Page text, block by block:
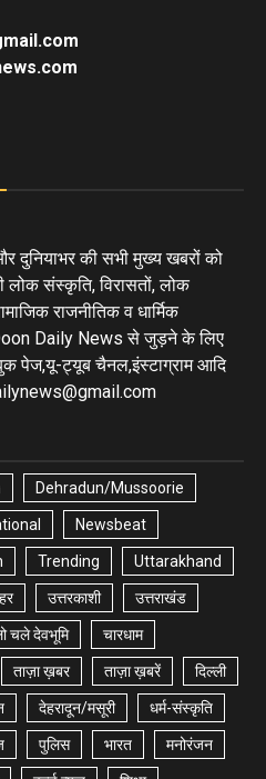
दुनियाभर की सभी मुख्य खबरों को
लोक संस्कृति, विरासतों, लोक
राजनीतिक व धार्मिक
Daily News से जुड़ने के लिए
पेज,यू-ट्यूब चैनल,इंस्टाग्राम आदि
Dehradun/Mussoorie
Newsbeat
Trending Uttarakhand
उत्तरकाशी उत्तराखंड
चले देवभूमि चारधाम
ताज़ा ख़बर ताज़ा ख़बरें दिल्ली
देहरादून/मसूरी धर्म-संस्कृति
पुलिस भारत मनोरंजन